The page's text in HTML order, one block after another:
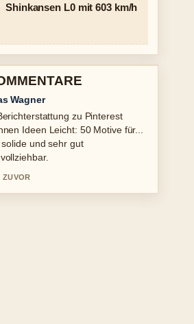
Shinkansen L0 mit 603 km/h
Schmidt
Verifikationsarbeit zu Kanom Krok
finden, kaufen und....
Medien sollten so schreiben.
ZUVOR